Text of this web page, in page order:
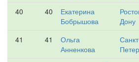
40 40
Екатерина
Бобрышова
Дону
41 41
Ольга
Анненкова